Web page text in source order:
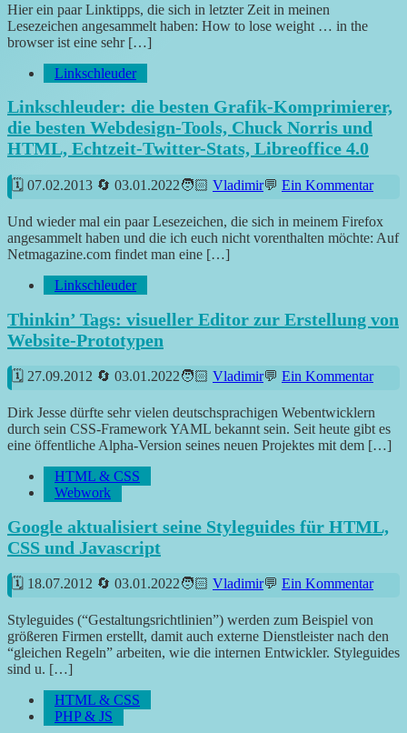
Hier ein paar Linktipps, die sich in letzter Zeit in meinen
Lesezeichen angesammelt haben: How to lose weight … in the
browser ist eine sehr […]
Linkschleuder
Linkschleuder: die besten Grafik-Komprimierer,
die besten Webdesign-Tools, Chuck Norris und
HTML, Echtzeit-Twitter-Stats, Libreoffice 4.0
07.02.2013 03.01.2022 Vladimir Ein Kommentar
Und wieder mal ein paar Lesezeichen, die sich in meinem Firefox
angesammelt haben und die ich euch nicht vorenthalten möchte: Auf
Netmagazine.com findet man eine […]
Linkschleuder
Thinkin’ Tags: visueller Editor zur Erstellung von
Website-Prototypen
27.09.2012 03.01.2022 Vladimir Ein Kommentar
Dirk Jesse dürfte sehr vielen deutschsprachigen Webentwicklern
durch sein CSS-Framework YAML bekannt sein. Seit heute gibt es
eine öffentliche Alpha-Version seines neuen Projektes mit dem […]
HTML & CSS
Webwork
Google aktualisiert seine Styleguides für HTML,
CSS und Javascript
18.07.2012 03.01.2022 Vladimir Ein Kommentar
Styleguides (“Gestaltungsrichtlinien”) werden zum Beispiel von
größeren Firmen erstellt, damit auch externe Dienstleister nach den
“gleichen Regeln” arbeiten, wie die internen Entwickler. Styleguides
sind u. […]
HTML & CSS
PHP & JS